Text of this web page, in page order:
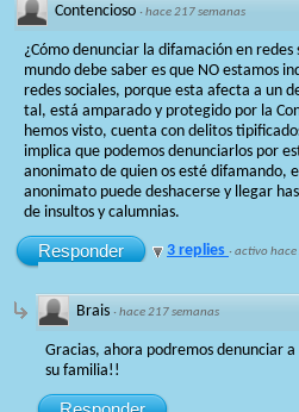
Contencioso ·hace 217 semanas
¿Cómo denunciar la difamación en redes
mundo debe saber es que NO estamos
redes sociales, porque esta afecta a un
tal, está amparado y protegido por la
hemos visto, cuenta con delitos
implica que podemos denunciarlos por
anonimato de quien os esté difamando,
anonimato puede deshacerse y llegar
de insultos y calumnias.
Responder 3 replies ·activo hace
Brais ·hace 217 semanas
Gracias, ahora podremos denunciar
su familia!!